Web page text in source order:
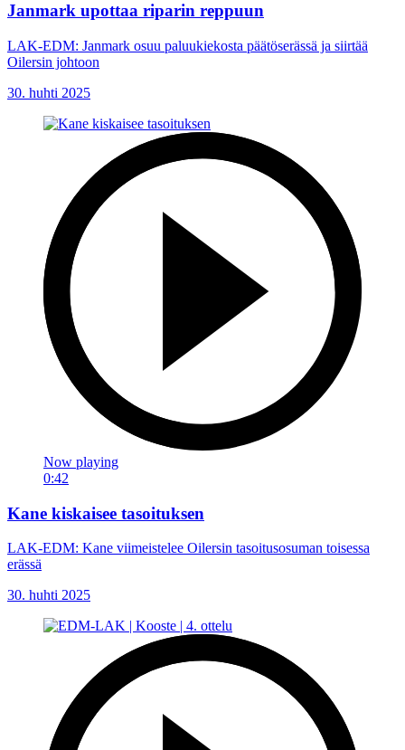
Janmark upottaa riparin reppuun
LAK-EDM: Janmark osuu paluukiekosta päätöserässä ja siirtää
Oilersin johtoon
30. huhti 2025
Now playing
0:42
Kane kiskaisee tasoituksen
LAK-EDM: Kane viimeistelee Oilersin tasoitusosuman toisessa
erässä
30. huhti 2025